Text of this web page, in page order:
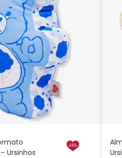
Ursinhos
ADICIONAR AO
CARRINHO